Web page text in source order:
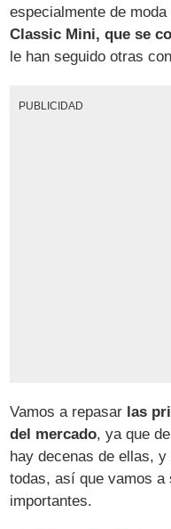
especialmente de
Classic Mini, que se
le han seguido otras
PUBLICIDAD
Vamos a repasar las
del mercado, ya que
hay decenas de ellas,
todas, así que vamos a
importantes.